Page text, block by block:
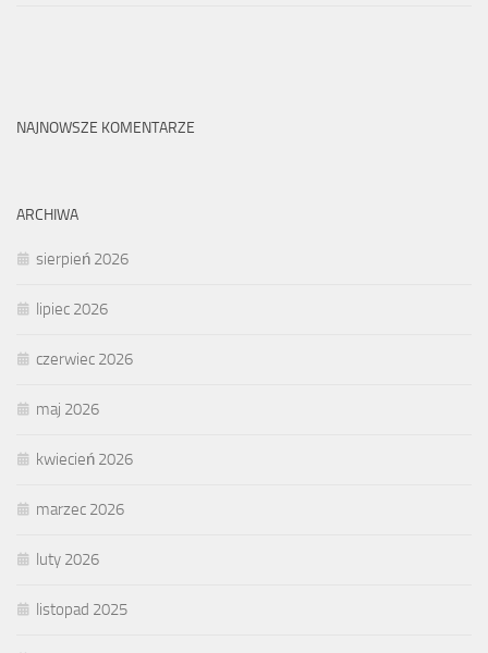
NAJNOWSZE KOMENTARZE
ARCHIWA
sierpień 2026
lipiec 2026
czerwiec 2026
maj 2026
kwiecień 2026
marzec 2026
luty 2026
listopad 2025